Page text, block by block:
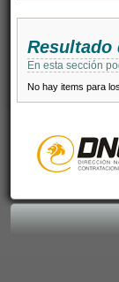
Resultado
En esta sección
No hay items para